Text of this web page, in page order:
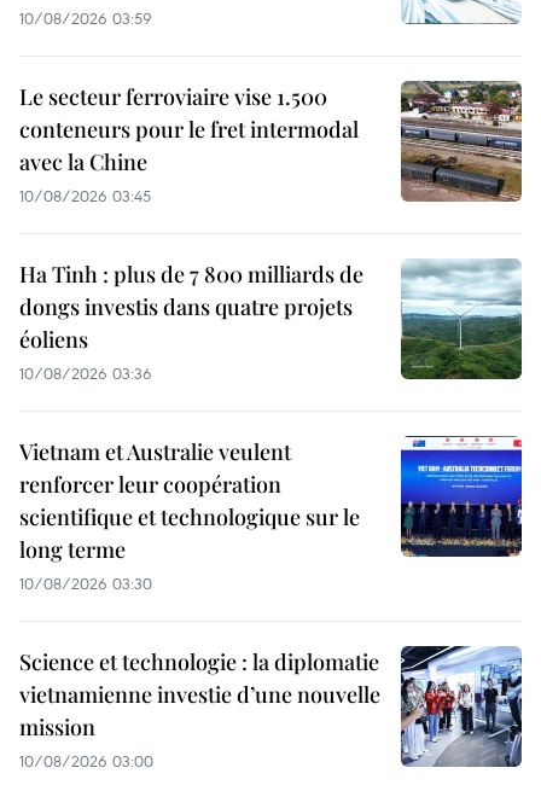
10/08/2026 03:59
Le secteur ferroviaire vise 1.500
conteneurs pour le fret intermodal
avec la Chine
10/08/2026 03:45
Ha Tinh : plus de 7 800 milliards de
dongs investis dans quatre projets
éoliens
10/08/2026 03:36
Vietnam et Australie veulent
renforcer leur coopération
scientifique et technologique sur le
long terme
10/08/2026 03:30
Science et technologie : la diplomatie
vietnamienne investie d’une nouvelle
mission
10/08/2026 03:00